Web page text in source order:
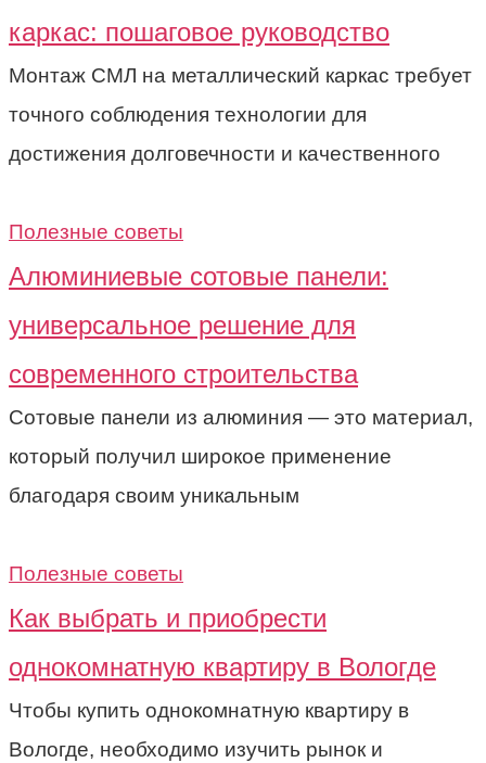
каркас: пошаговое руководство
Монтаж СМЛ на металлический каркас требует
точного соблюдения технологии для
достижения долговечности и качественного
Полезные советы
Алюминиевые сотовые панели:
универсальное решение для
современного строительства
Сотовые панели из алюминия — это материал,
который получил широкое применение
благодаря своим уникальным
Полезные советы
Как выбрать и приобрести
однокомнатную квартиру в Вологде
Чтобы купить однокомнатную квартиру в
Вологде, необходимо изучить рынок и